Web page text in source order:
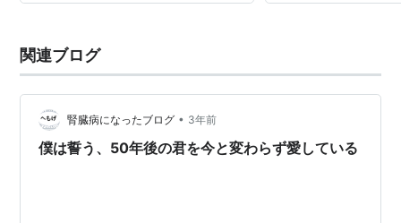
関連ブログ
腎臓病になったブログ • 3年前
僕は誓う、50年後の君を今と変わらず愛している